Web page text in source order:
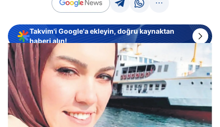
Takvim'i Google'a ekleyin, doğru kaynaktan
haberi alın!